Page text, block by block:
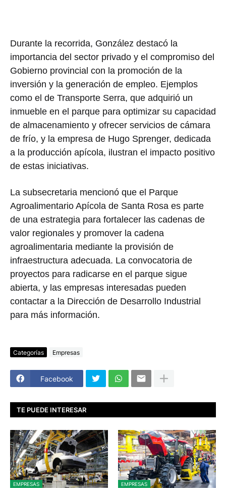
Durante la recorrida, González destacó la
importancia del sector privado y el compromiso del
Gobierno provincial con la promoción de la
inversión y la generación de empleo. Ejemplos
como el de Transporte Serra, que adquirió un
inmueble en el parque para optimizar su capacidad
de almacenamiento y ofrecer servicios de cámara
de frío, y la empresa de Hugo Sprenger, dedicada
a la producción apícola, ilustran el impacto positivo
de estas iniciativas.
La subsecretaria mencionó que el Parque
Agroalimentario Apícola de Santa Rosa es parte
de una estrategia para fortalecer las cadenas de
valor regionales y promover la cadena
agroalimentaria mediante la provisión de
infraestructura adecuada. La convocatoria de
proyectos para radicarse en el parque sigue
abierta, y las empresas interesadas pueden
contactar a la Dirección de Desarrollo Industrial
para más información.
Categorías Empresas
Facebook
TE PUEDE INTERESAR
EMPRESAS EMPRESAS